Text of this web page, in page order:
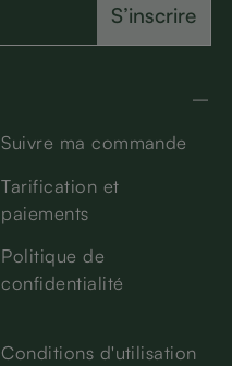
S’inscrire
Suivre ma commande
Tarification et
paiements
Politique de
confidentialité
Conditions d'utilisation